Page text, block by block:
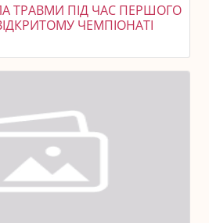
ТРАВМИ ПІД ЧАС ПЕРШОГО
ЧЕМПІОНАТІ